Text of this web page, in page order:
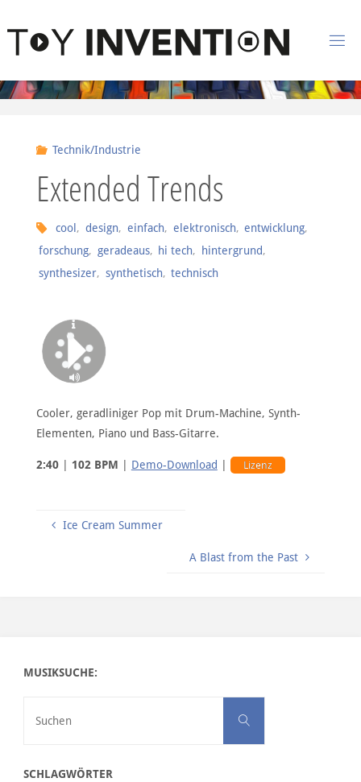
O
Y
N
Technik/Industrie
Extended Trends
cool , design, einfach, elektronisch, entwicklung,
forschung, geradeaus, hi tech, hintergrund,
synthesizer, synthetisch, technisch
Cooler, geradliniger Pop mit Drum-Machine, Synth-
Elementen, Piano und Bass-Gitarre.
2:40| 102 BPM Demo-Download Lizenz
Ice Cream Summer
A Blast from the Past
MUSIKSUCHE:
Suchen
SCHLAGWÖRTER